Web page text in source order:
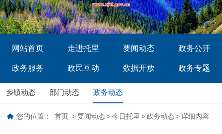
网站首页 走进托里 要闻动态 政务公开
政务服务 政民互动 数据开放 政务专题
乡镇动态 部门动态 政务动态
您的位置： 首页 > 要闻动态 > 今日托里 > 政务动态 > 详细内容